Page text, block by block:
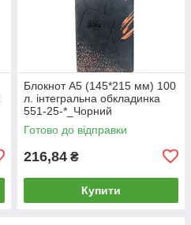
Блокнот А5 (145*215 мм) 100
л. інтегральна обкладинка
551-25-*_Чорний
Готово до відправки
216,84 ₴
Купити